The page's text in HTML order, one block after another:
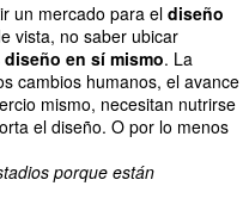
un mercado para el diseño
vista, no saber ubicar
en sí mismo. La
cambios humanos, el avance
mismo, necesitan nutrirse
el diseño. O por lo menos
porque están